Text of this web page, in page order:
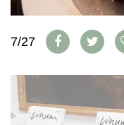
JOBS
PRESSE
AGB & DATENSCHUTZ
FAQ
7/27